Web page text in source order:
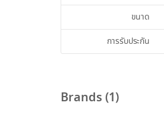
ขนาด
การรับประกัน
Brands (1)